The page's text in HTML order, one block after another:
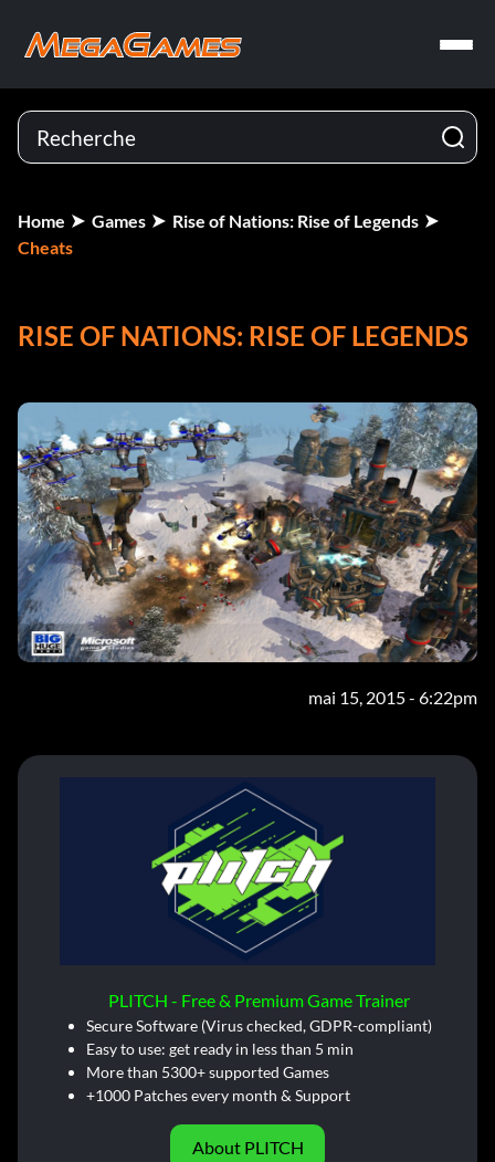
Home Games
Rise of Nations: Rise of Legends
Cheats
RISE OF NATIONS: RISE OF LEGENDS
mai 15, 2015 - 6:22pm
PLITCH - Free & Premium Game Trainer
Secure Software (Virus checked, GDPR-compliant)
Easy to use: get ready in less than 5 min
More than 5300+ supported Games
+1000 Patches every month & Support
About PLITCH